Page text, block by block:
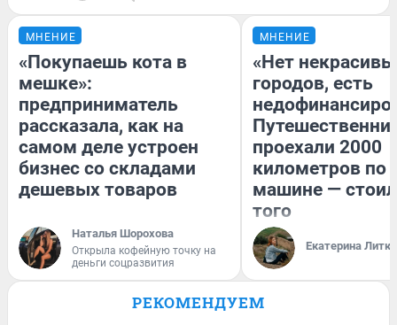
МНЕНИЕ
«Покупаешь кота в
мешке»:
предприниматель
рассказала, как на
самом деле устроен
бизнес со складами
дешевых товаров
Наталья Шорохова
Открыла кофейную точку на
деньги соцразвития
МНЕНИЕ
«Нет
городов, есть
проехали 2000
километров по
машине —
того
Екатерина
РЕКОМЕНДУЕМ